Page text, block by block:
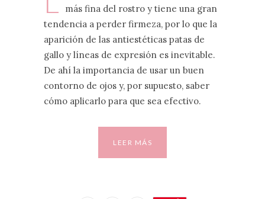
más fina del rostro y tiene una gran
tendencia a perder firmeza, por lo que la
aparición de las antiestéticas patas de
gallo y líneas de expresión es inevitable.
De ahí la importancia de usar un buen
contorno de ojos y, por supuesto, saber
cómo aplicarlo para que sea efectivo.
LEER MÁS